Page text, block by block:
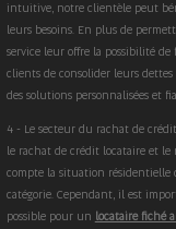
intuitive, notre clientèle peut
leurs besoins. En plus de
service leur offre la possibilité
clients de consolider leurs
des solutions personnalisées et
4 - Le secteur du rachat de
le rachat de crédit locataire et
compte la situation résidentielle
catégorie. Cependant, il est
possible pour un locataire fiché